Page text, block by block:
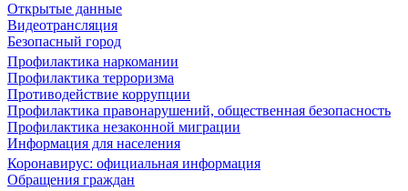
Открытые данные
Видеотрансляция
Безопасный город
Профилактика наркомании
Профилактика терроризма
Противодействие коррупции
Профилактика правонарушений, общественная безопасность
Профилактика незаконной миграции
Информация для населения
Коронавирус: официальная информация
Обращения граждан